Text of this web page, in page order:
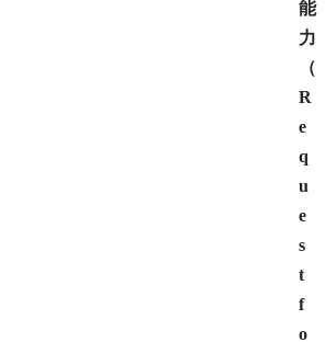
能
力
（
R
e
q
u
e
s
t
f
o